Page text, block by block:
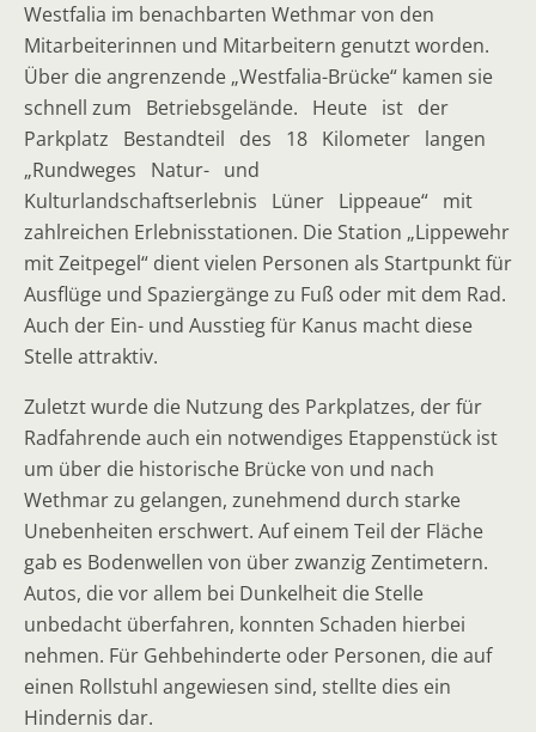
Westfalia im benachbarten Wethmar von den
Mitarbeiterinnen und Mitarbeitern genutzt worden.
Über die angrenzende „Westfalia-Brücke“ kamen sie
schnell zum Betriebsgelände. Heute ist der
Parkplatz Bestandteil des 18 Kilometer langen
„Rundweges Natur- und
Kulturlandschaftserlebnis Lüner Lippeaue“ mit
zahlreichen Erlebnisstationen. Die Station „Lippewehr
mit Zeitpegel“ dient vielen Personen als Startpunkt für
Ausflüge und Spaziergänge zu Fuß oder mit dem Rad.
Auch der Ein- und Ausstieg für Kanus macht diese
Stelle attraktiv.
Zuletzt wurde die Nutzung des Parkplatzes, der für
Radfahrende auch ein notwendiges Etappenstück ist
um über die historische Brücke von und nach
Wethmar zu gelangen, zunehmend durch starke
Unebenheiten erschwert. Auf einem Teil der Fläche
gab es Bodenwellen von über zwanzig Zentimetern.
Autos, die vor allem bei Dunkelheit die Stelle
unbedacht überfahren, konnten Schaden hierbei
nehmen. Für Gehbehinderte oder Personen, die auf
einen Rollstuhl angewiesen sind, stellte dies ein
Hindernis dar.